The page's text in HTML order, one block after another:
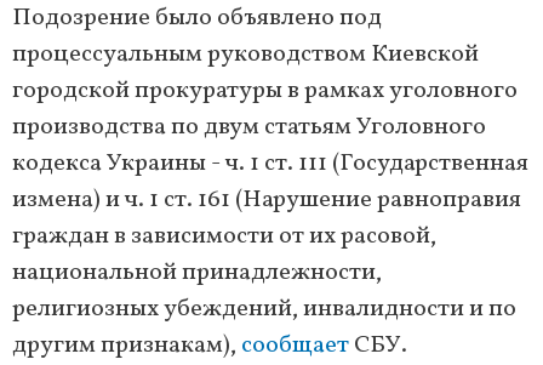
Подозрение было объявлено ​​под
процессуальным руководством Киевской
городской прокуратуры в рамках уголовного
производства по двум статьям Уголовного
кодекса Украины - ч. 1 ст. 111 (Государственная
измена) и ч. 1 ст. 161 (Нарушение равноправия
граждан в зависимости от их расовой,
национальной принадлежности,
религиозных убеждений, инвалидности и по
другим признакам), сообщаетСБУ.